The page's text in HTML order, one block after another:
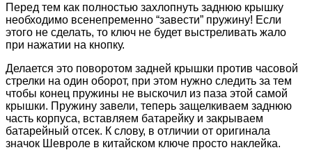
Перед тем как полностью захлопнуть заднюю крышку
необходимо всенепременно “завести” пружину! Если
этого не сделать, то ключ не будет выстреливать жало
при нажатии на кнопку.
Делается это поворотом задней крышки против часовой
стрелки на один оборот, при этом нужно следить за тем
чтобы конец пружины не выскочил из паза этой самой
крышки. Пружину завели, теперь защелкиваем заднюю
часть корпуса, вставляем батарейку и закрываем
батарейный отсек. К слову, в отличии от оригинала
значок Шевроле в китайском ключе просто наклейка.